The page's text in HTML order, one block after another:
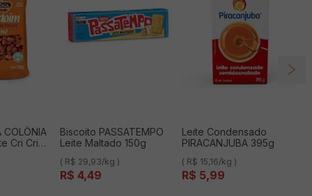
COLÔNIA
Cri Cri
Biscoito PASSATEMPO
Leite Maltado 150g
( R$ 29,93/kg )
R$ 4,49
Leite Condensado
PIRACANJUBA 395g
( R$ 15,16/kg )
R$ 5,99